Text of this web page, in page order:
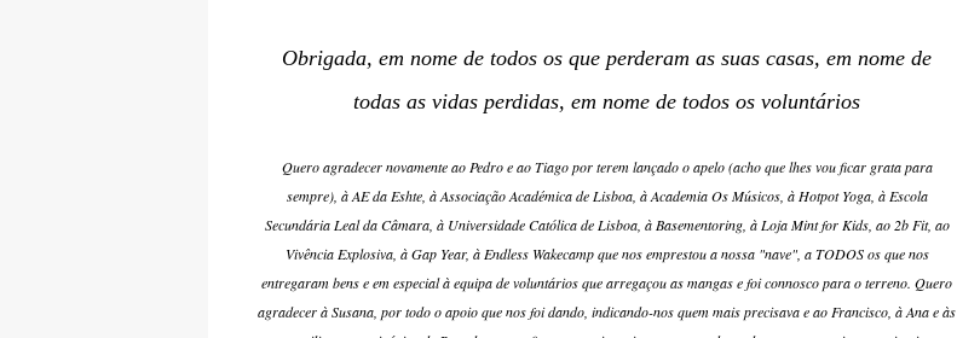
Obrigada, em nome de todos os que perderam as suas casas, em nome de
todas as vidas perdidas, em nome de todos os voluntários
Quero agradecer novamente ao Pedro e ao Tiago por terem lançado o apelo (acho que lhes vou ficar grata para
sempre), à AE da Eshte, à Associação Académica de Lisboa, à Academia Os Músicos, à Hotpot Yoga, à Escola
Secundária Leal da Câmara, à Universidade Católica de Lisboa, à Basementoring, à Loja Mint for Kids, ao 2b Fit, ao
Vivência Explosiva, à Gap Year, à Endless Wakecamp que nos emprestou a nossa "nave", a TODOS os que nos
entregaram bens e em especial à equipa de voluntários que arregaçou as mangas e foi connosco para o terreno. Quero
agradecer à Susana, por todo o apoio que nos foi dando, indicando-nos quem mais precisava e ao Francisco, à Ana e às